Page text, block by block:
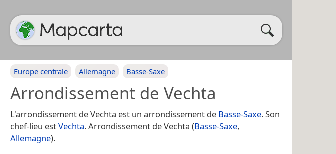
Europe centrale Allemagne Basse-Saxe
Arrondissement de Vechta
L'arrondissement de Vechta est un arrondissement de Basse-Saxe. Son
chef-lieu estVechta. Arrondissement de Vechta (Basse-Saxe,
Allemagne).